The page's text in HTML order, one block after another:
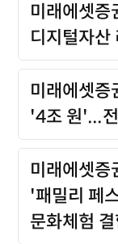
미래에셋증
디지털자산
미래에셋증
'4조 원'...
미래에셋증
'패밀리 페
문화체험